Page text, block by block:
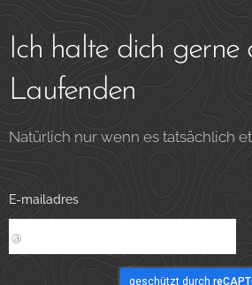
Ich halte dich gerne
Laufenden
Natürlich nur wenn es tatsächlich
E-mailadres